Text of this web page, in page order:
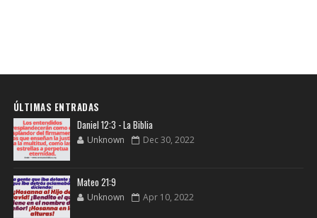
ÚLTIMAS ENTRADAS
Daniel 12:3 - La Biblia
Unknown Dec 30, 2022
Mateo 21:9
Unknown Apr 10, 2022